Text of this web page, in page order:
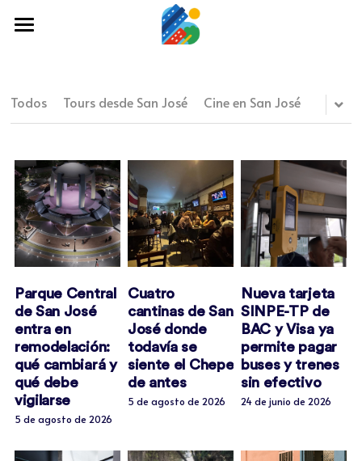
Cine y TV
Comida y tragos
Tours desde San José
Buscar
Newsletter
Todos Tours desde San José Cine en San José
Parque Central
de San José
entra en
remodelación:
qué cambiará y
qué debe
vigilarse
5 de agosto de 2026
Cuatro
cantinas de San
José donde
todavía se
siente el Chepe
de antes
5 de agosto de 2026
Nueva tarjeta
SINPE-TP de
BAC y Visa ya
permite pagar
buses y trenes
sin efectivo
24 de junio de 2026
CATEGORÍAS DE BLOG
Arte en San José
Agenda Cultural de San José
Portada de Chepetown
Artículos en San José
Cine en San José
Tours desde San José